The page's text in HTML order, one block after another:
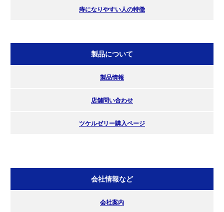
痔になりやすい人の特徴
製品について
製品情報
店舗問い合わせ
ツケルゼリー購入ページ
会社情報など
会社案内